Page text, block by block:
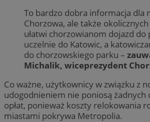
To bardzo dobra informacja dla
Chorzowa, ale także
ułatwi chorzowianom dojazd do
uczelnie do Katowic, a
do chorzowskiego parku –
Michalik, wiceprezydent
Co ważne, użytkownicy w związku z
udogodnieniem nie poniosą żadnych
opłat, ponieważ koszty relokowania
miastami pokrywa Metropolia.